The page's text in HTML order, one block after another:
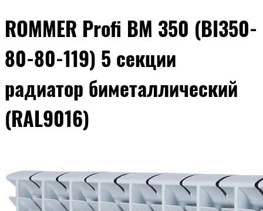
ROMMER Profi BM 350 (BI350-
80-80-119) 5 секции
радиатор биметаллический
(RAL9016)